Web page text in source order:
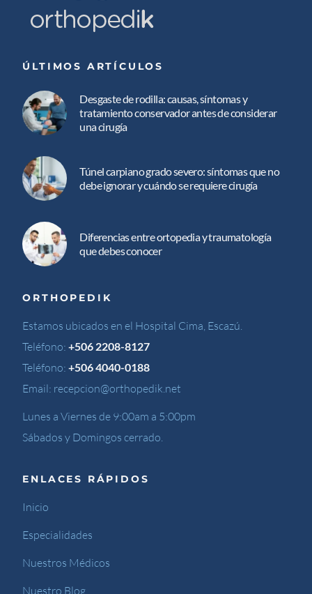
ÚLTIMOS ARTÍCULOS
Desgaste de rodilla: causas, síntomas y
tratamiento conservador antes de considerar
una cirugía
Túnel carpiano grado severo: síntomas que no
debe ignorar y cuándo se requiere cirugía
Diferencias entre ortopedia y traumatología
que debes conocer
ORTHOPEDIK
Estamos ubicados en el Hospital Cima, Escazú.
Teléfono:+506 2208-8127
Teléfono:+506 4040-0188
Email: recepcion@orthopedik.net
Lunes a Viernes de 9:00am a 5:00pm
Sábados y Domingos cerrado.
ENLACES RÁPIDOS
Inicio
Especialidades
Nuestros Médicos
Nuestro Blog